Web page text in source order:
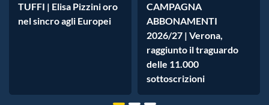
TUFFI | Elisa Pizzini oro
nel sincro agli Europei
CAMPAGNA
ABBONAMENTI
2026/27 | Verona,
raggiunto il traguardo
delle 11.000
sottoscrizioni